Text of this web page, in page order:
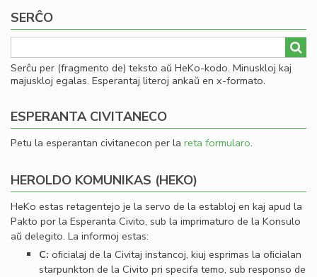
SERĈO
Serĉu per (fragmento de) teksto aŭ HeKo-kodo. Minuskloj kaj
majuskloj egalas. Esperantaj literoj ankaŭ en x-formato.
ESPERANTA CIVITANECO
Petu la esperantan civitanecon per la reta formularo.
HEROLDO KOMUNIKAS (HEKO)
HeKo estas retagentejo je la servo de la establoj en kaj apud la
Pakto por la Esperanta Civito, sub la imprimaturo de la Konsulo
aŭ delegito. La informoj estas:
C: oﬁcialaj de la Civitaj instancoj, kiuj esprimas la oﬁcialan
starpunkton de la Civito pri specifa temo, sub responso de